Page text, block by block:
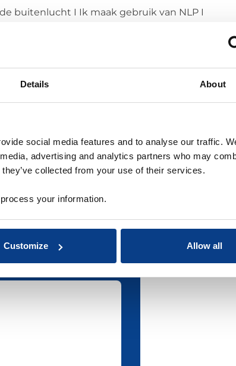
Details About
social media features and to analyse our traffic.
advertising and analytics partners who may
collected from your use of their services.
your information.
Customize Allow all
buitenlucht I Ik maak gebruik van NLP I
én leer jouw kwaliteiten zo in te zetten